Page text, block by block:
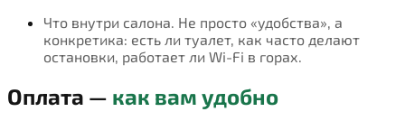
Что внутри салона. Не просто «удобства», а
конкретика: есть ли туалет, как часто делают
остановки, работает ли Wi-Fi в горах.
Оплата — как вам удобно